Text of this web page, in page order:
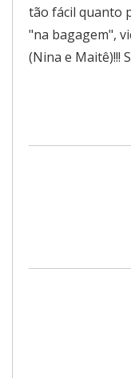
tão fácil quanto
"na bagagem",
(Nina e Maitê)!!!